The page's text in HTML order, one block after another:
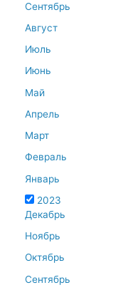
Сентябрь
Август
Июль
Июнь
Май
Апрель
Март
Февраль
Январь
2023
Декабрь
Ноябрь
Октябрь
Сентябрь